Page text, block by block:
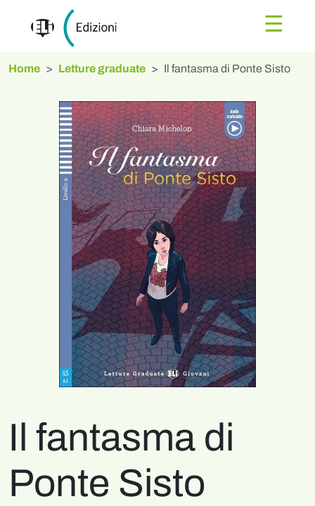
☰
Home Letture graduate Il fantasma di Ponte Sisto
Il fantasma di
Ponte Sisto